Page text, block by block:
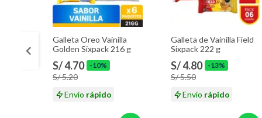
Galleta Oreo Vainilla
Golden Sixpack 216 g
S/ 4.70 -10%
S/ 5.20
Envío rápido
Galleta de Vainilla Field
Sixpack 222 g
S/ 4.80 -13%
S/ 5.50
Envío rápido